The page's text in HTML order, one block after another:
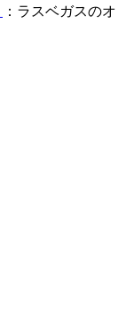
：ラスベガスのオ